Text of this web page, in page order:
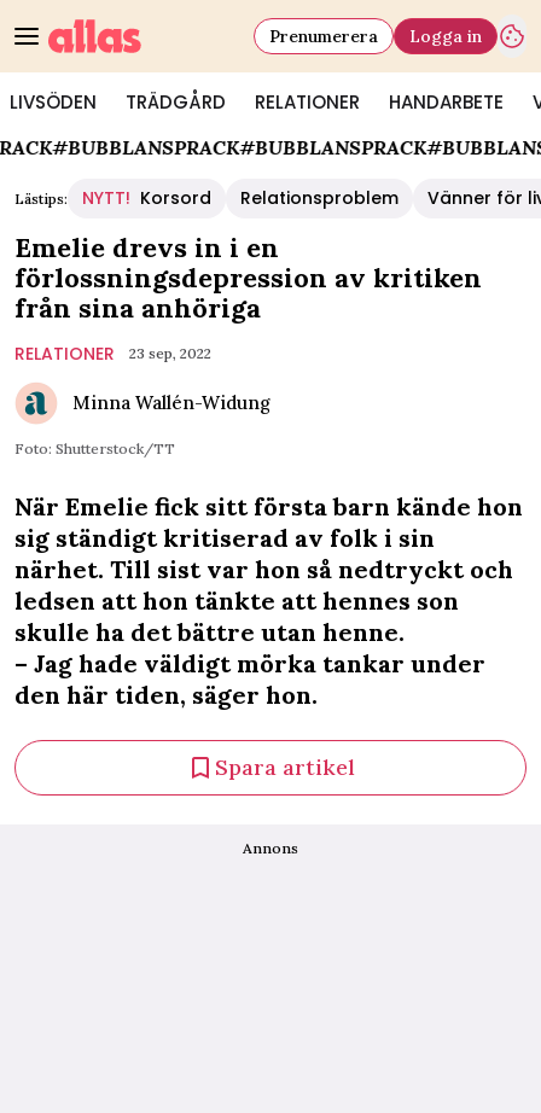
LIVSÖDEN TRÄDGÅRD RELATIONER HANDARBETE
Prenumerera Logga in
#BUBBLANSPRACK#BUBBLANSPRACK
Lästips: NYTT! Korsord Relationsproblem Vänner för
Emelie drevs in i en
förlossningsdepression av kritiken
från sina anhöriga
RELATIONER 23 sep, 2022
Minna Wallén-Widung
Foto: Shutterstock/TT
När Emelie fick sitt första barn kände hon
sig ständigt kritiserad av folk i sin
närhet. Till sist var hon så nedtryckt och
ledsen att hon tänkte att hennes son
skulle ha det bättre utan henne.
– Jag hade väldigt mörka tankar under
den här tiden, säger hon.
Spara artikel
Annons